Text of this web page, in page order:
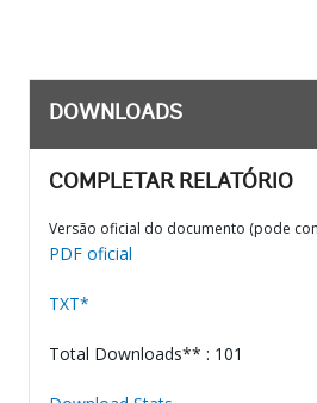
DOWNLOADS
COMPLETAR RELATÓRIO
Versão oficial do documento (pode
PDF oficial
TXT*
Total Downloads** : 101